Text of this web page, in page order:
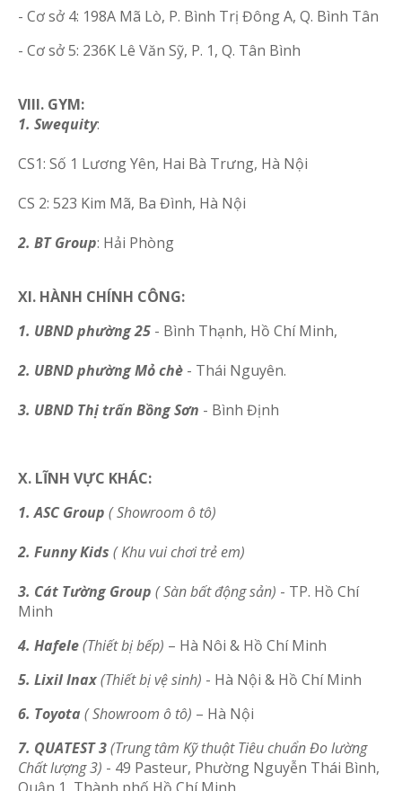
- Cơ sở 4: 198A Mã Lò, P. Bình Trị Đông A, Q. Bình Tân
- Cơ sở 5: 236K Lê Văn Sỹ, P. 1, Q. Tân Bình
VIII. GYM:
1. Swequity:
CS1: Số 1 Lương Yên, Hai Bà Trưng, Hà Nội
CS 2: 523 Kim Mã, Ba Đình, Hà Nội
2. BT Group: Hải Phòng
XI. HÀNH CHÍNH CÔNG:
1. UBND phường 25 - Bình Thạnh, Hồ Chí Minh,
2. UBND phường Mỏ chè - Thái Nguyên.
3. UBND Thị trấn Bồng Sơn - Bình Định
X. LĨNH VỰC KHÁC:
1. ASC Group ( Showroom ô tô)
2. Funny Kids ( Khu vui chơi trẻ em)
3. Cát Tường Group ( Sàn bất động sản) - TP. Hồ Chí
Minh
4. Hafele(Thiết bị bếp) – Hà Nôi & Hồ Chí Minh
5. Lixil Inax(Thiết bị vệ sinh) - Hà Nội & Hồ Chí Minh
6. Toyota ( Showroom ô tô) – Hà Nội
7. QUATEST 3(Trung tâm Kỹ thuật Tiêu chuẩn Đo lường
Chất lượng 3) - 49 Pasteur, Phường Nguyễn Thái Bình,